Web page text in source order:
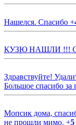
Нашелся. Спасибо +
КУЗЮ НАШЛИ !!!
Здравствуйте!
Большое спасибо
Мопсик дома,
не прошли мимо. +5